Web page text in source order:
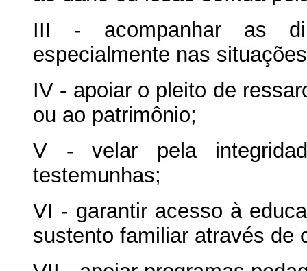
III - acompanhar as
especialmente nas
IV - apoiar o pleito de
ou ao patrimônio;
V - velar pela
testemunhas;
VI - garantir acesso à
sustento familiar através de